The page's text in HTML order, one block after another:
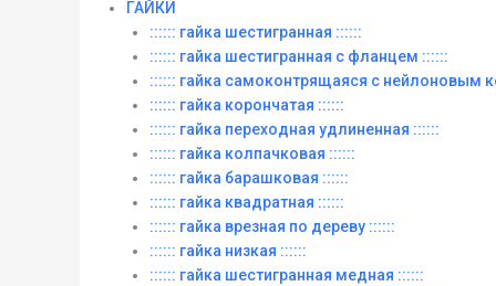
ГАЙКИ
:::::: гайка шестигранная ::::::
:::::: гайка шестигранная с фланцем ::::::
:::::: гайка самоконтрящаяся с нейлоновым
:::::: гайка корончатая ::::::
:::::: гайка переходная удлиненная ::::::
:::::: гайка колпачковая ::::::
:::::: гайка барашковая ::::::
:::::: гайка квадратная ::::::
:::::: гайка врезная по дереву ::::::
:::::: гайка низкая ::::::
:::::: гайка шестигранная медная ::::::